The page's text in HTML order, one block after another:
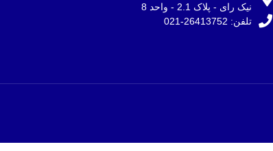
نیک رای - پلاک 2.1 - واحد 8
تلفن: 26413752-021